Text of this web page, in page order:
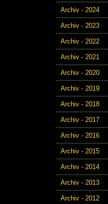
Archiv - 2024
Archiv - 2023
Archiv - 2022
Archiv - 2021
Archiv - 2020
Archiv - 2019
Archiv - 2018
Archiv - 2017
Archiv - 2016
Archiv - 2015
Archiv - 2014
Archiv - 2013
Archiv - 2012